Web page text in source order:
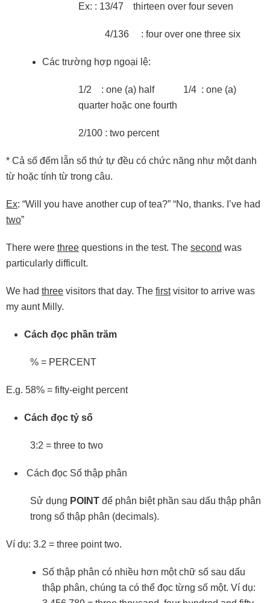
Ex: : 13/47 thirteen over four seven
4/136 : four over one three six
Các trường hợp ngoại lệ:
1/2 : one (a) half 1/4 : one (a)
quarter hoặc one fourth
2/100 : two percent
* Cả số đếm lẫn số thứ tự đều có chức năng như một danh
từ hoặc tính từ trong câu.
Ex: “Will you have another cup of tea?” “No, thanks. I’ve had
two”
There were three questions in the test. The second was
particularly difficult.
We had three visitors that day. The firstvisitor to arrive was
my aunt Milly.
Cách đọc phần trăm
% = PERCENT
E.g. 58% = fifty-eight percent
Cách đọc tỷ số
3:2 = three to two
Cách đọc Số thập phân
Sử dụng POINT để phân biệt phần sau dấu thập phân
trong số thập phân (decimals).
Ví dụ: 3.2 = three point two.
Số thập phân có nhiều hơn một chữ số sau dấu
thập phân, chúng ta có thể đọc từng số một. Ví dụ: